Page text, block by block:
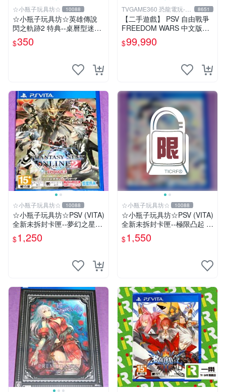
☆小瓶子玩具坊☆ 10088
☆小瓶子玩具坊☆英雄傳說
閃之軌跡2 特典--桌曆型迷你
原聲帶--"亞莉莎 Alisa"封面
(無遊戲卡匣唷)
$350
TVGAME360 恐龍電玩-台
中店
8651
【二手遊戲】 PSV 自由戰爭
FREEDOM WARS 中文版
【台中恐龍電玩】
$99,990
☆小瓶子玩具坊☆ 10088
☆小瓶子玩具坊☆PSV (VITA)
全新未拆封卡匣--夢幻之星網
路版2 EPISODE 2 日文豪華
包
$1,250
☆小瓶子玩具坊☆ 10088
☆小瓶子玩具坊☆PSV (VITA)
全新未拆封卡匣--極限凸起 萌
萌水晶 / 萌情水晶 中文版
$1,550